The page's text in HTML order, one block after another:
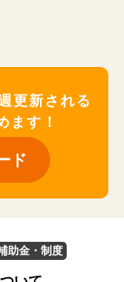
更新される
ます！
ド
助金・制度